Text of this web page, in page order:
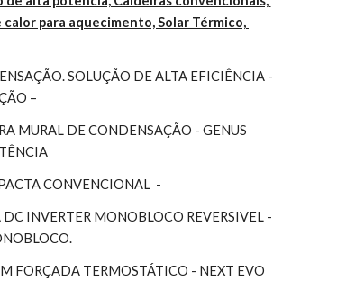
calor para aquecimento, Solar Térmico,
SOLUÇÃO DE ALTA EFICIÊNCIA -
–
MURAL DE CONDENSAÇÃO - GENUS
CONVENCIONAL  -
INVERTER MONOBLOCO REVERSIVEL -
FORÇADA TERMOSTÁTICO - NEXT EVO